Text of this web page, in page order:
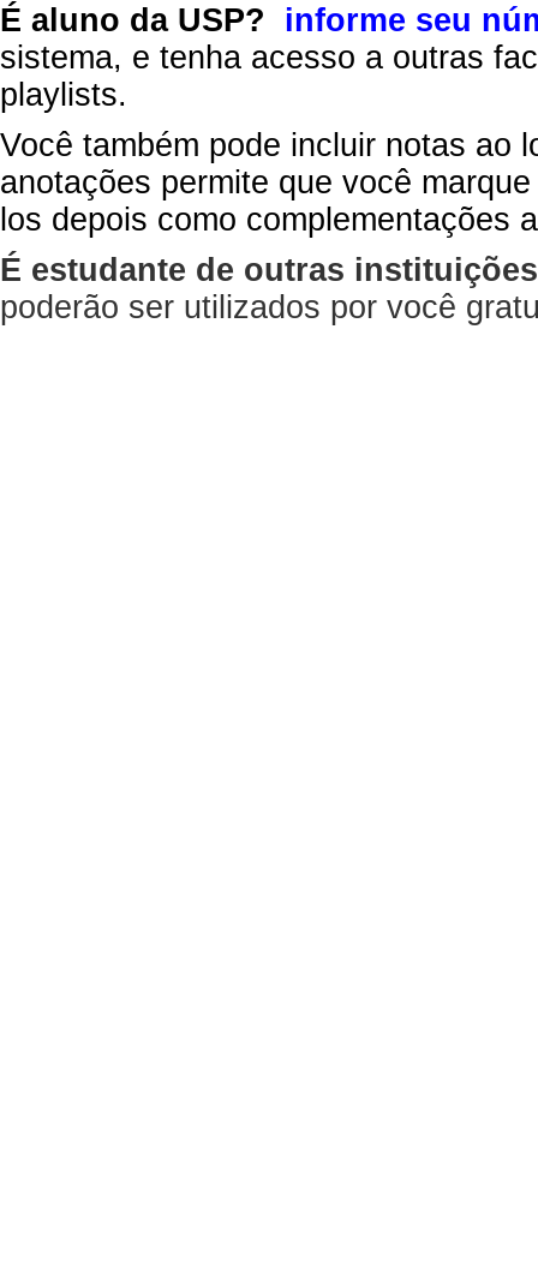
É aluno da USP?
informe seu
sistema, e tenha acesso a outras
playlists.
Você também pode incluir notas ao
anotações permite que você
los depois como complementações
É estudante de outras
poderão ser utilizados por você